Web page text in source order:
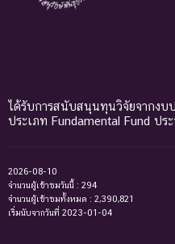
ได้รับการสนับสนุนทุนวิจัยจากงบ
ประเภท Fundamental Fund ป
2026-08-10
จำนวนผู้เข้าชมวันนี้ : 294
จำนวนผู้เข้าชมทั้งหมด : 2,390,821
เริ่มนับจากวันที่ 2023-01-04